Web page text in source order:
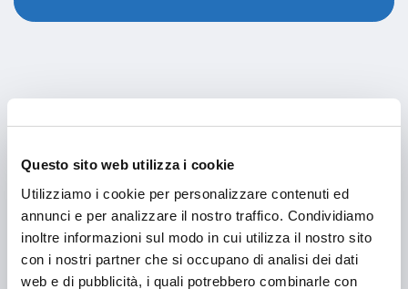
Questo sito web utilizza i cookie
Utilizziamo i cookie per personalizzare contenuti ed
annunci e per analizzare il nostro traffico. Condividiamo
inoltre informazioni sul modo in cui utilizza il nostro sito
con i nostri partner che si occupano di analisi dei dati
web e di pubblicità, i quali potrebbero combinarle con